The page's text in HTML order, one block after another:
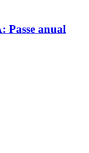
Passe anual